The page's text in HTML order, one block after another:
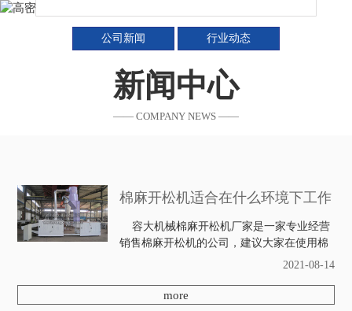
公司新闻 行业动态
新闻中心
—— COMPANY NEWS ——
棉麻开松机适合在什么环境下工作
容大机械棉麻开松机厂家是一家专业经营
销售棉麻开松机的公司，建议大家在使用棉
麻开松机之前，对其先进行一定的学习和了
题，而且还有利于棉麻开松机在后期的使用
2021-08-14
more